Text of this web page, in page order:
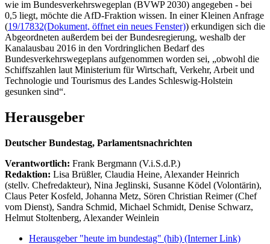
wie im Bundesverkehrswegeplan (BVWP 2030) angegeben - bei
0,5 liegt, möchte die AfD-Fraktion wissen. In einer Kleinen Anfrage
(19/17832(Dokument, öffnet ein neues Fenster)) erkundigen sich die
Abgeordneten außerdem bei der Bundesregierung, weshalb der
Kanalausbau 2016 in den Vordringlichen Bedarf des
Bundesverkehrswegeplans aufgenommen worden sei, „obwohl die
Schiffszahlen laut Ministerium für Wirtschaft, Verkehr, Arbeit und
Technologie und Tourismus des Landes Schleswig-Holstein
gesunken sind“.
Herausgeber
Deutscher Bundestag, Parlamentsnachrichten
Verantwortlich: Frank Bergmann (V.i.S.d.P.)
Redaktion: Lisa Brüßler, Claudia Heine, Alexander Heinrich
(stellv. Chefredakteur), Nina Jeglinski, Susanne Ködel (Volontärin),
Claus Peter Kosfeld, Johanna Metz, Sören Christian Reimer (Chef
vom Dienst), Sandra Schmid, Michael Schmidt, Denise Schwarz,
Helmut Stoltenberg, Alexander Weinlein
Herausgeber "heute im bundestag" (hib) (Interner Link)